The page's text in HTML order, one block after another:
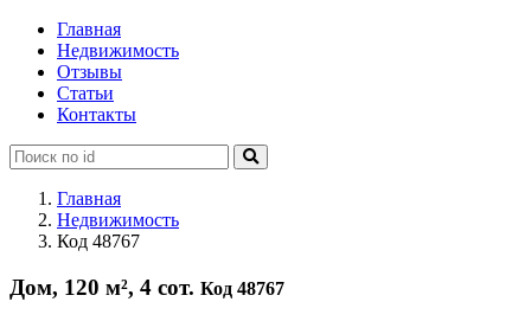
Главная
Недвижимость
Отзывы
Статьи
Контакты
Главная
Недвижимость
Код 48767
Дом, 120 м², 4 сот. Код 48767